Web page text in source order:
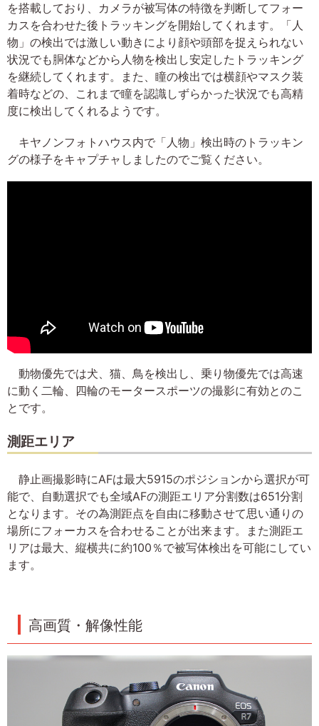
を搭載しており、カメラが被写体の特徴を判断してフォー
カスを合わせた後トラッキングを開始してくれます。「人
物」の検出では激しい動きにより顔や頭部を捉えられない
状況でも胴体などから人物を検出し安定したトラッキング
を継続してくれます。また、瞳の検出では横顔やマスク装
着時などの、これまで瞳を認識しずらかった状況でも高精
度に検出してくれるようです。
キヤノンフォトハウス内で「人物」検出時のトラッキン
グの様子をキャプチャしましたのでご覧ください。
動物優先では犬、猫、鳥を検出し、乗り物優先では高速
に動く二輪、四輪のモータースポーツの撮影に有効とのこ
とです。
測距エリア
静止画撮影時にAFは最大5915のポジションから選択が可
能で、自動選択でも全域AFの測距エリア分割数は651分割
となります。その為測距点を自由に移動させて思い通りの
場所にフォーカスを合わせることが出来ます。また測距エ
リアは最大、縦横共に約100％で被写体検出を可能にしてい
ます。
高画質・解像性能